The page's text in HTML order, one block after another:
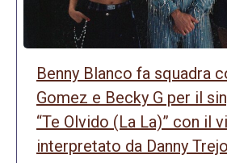
Benny Blanco fa squadra
Gomez e Becky G per il
“Te Olvido (La La)” con il
interpretato da Danny Trejo